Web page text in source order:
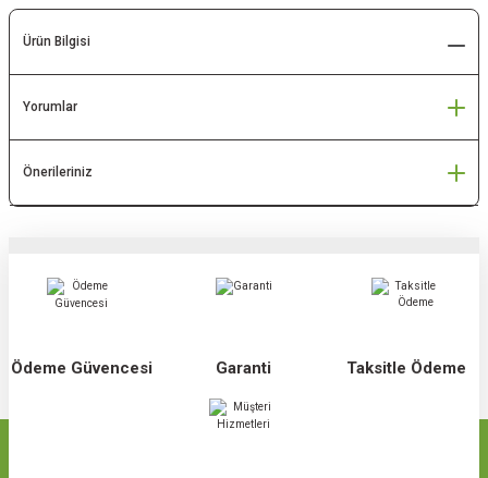
Ürün Bilgisi
Yorumlar
Önerileriniz
Ödeme Güvencesi Garanti Taksitle Ödeme